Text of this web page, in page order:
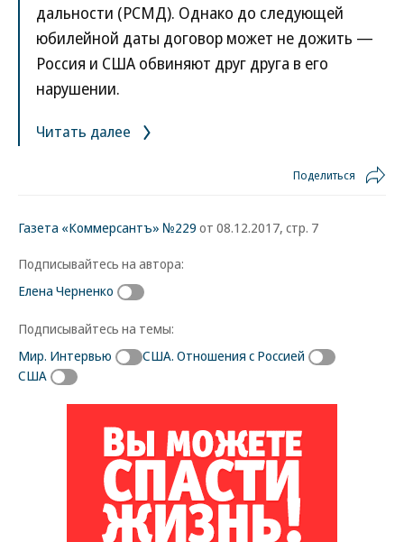
дальности (РСМД). Однако до следующей
юбилейной даты договор может не дожить —
Россия и США обвиняют друг друга в его
нарушении.
Читать далее
Поделиться
Газета «Коммерсантъ» №229 от 08.12.2017, стр. 7
Подписывайтесь на автора:
Елена Черненко
Подписывайтесь на темы:
Мир. Интервью
США. Отношения с Россией
США